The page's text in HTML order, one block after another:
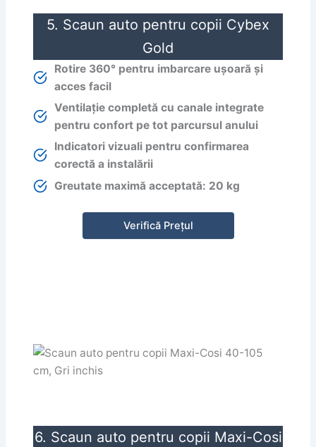
5. Scaun auto pentru copii Cybex
Gold
Rotire 360° pentru imbarcare ușoară și
acces facil
Ventilație completă cu canale integrate
pentru confort pe tot parcursul anului
Indicatori vizuali pentru confirmarea
corectă a instalării
Greutate maximă acceptată: 20 kg
Verifică Prețul
6. Scaun auto pentru copii Maxi-Cosi